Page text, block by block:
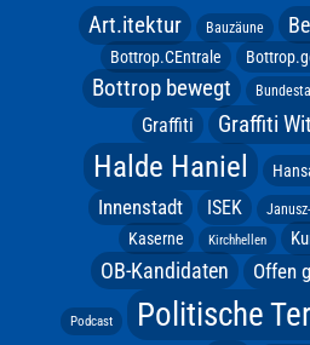
Art.itektur Bauzäune
Bottrop.CEntrale
Bottrop bewegt
Graffiti Graffiti
Halde Haniel
Innenstadt ISEK
Kaserne Kirchhellen
OB-Kandidaten Offen
Podcast Politische